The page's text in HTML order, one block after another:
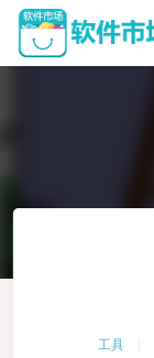
工具